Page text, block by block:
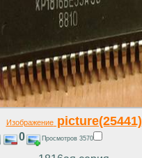
Изображениеpicture(25441)
0 Просмотров 3570